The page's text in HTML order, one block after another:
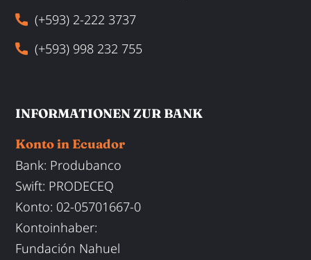
(+593) 2-222 3737
(+593) 998 232 755
INFORMATIONEN ZUR BANK
Konto in Ecuador
Bank: Produbanco
Swift: PRODECEQ
Konto: 02-05701667-0
Kontoinhaber:
Fundación Nahuel